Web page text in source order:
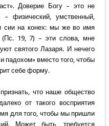
Доверие Богу – это не
– физический, умственный,
сии на конех: мы же во имя
(Пс. 19, 7) – эти слова, мне
святого Лазаря. И нечего
падохом» вместо того, чтобы
себе форму.
что наше общество
от такого восприятия
для того, чтобы мы пришли
Может быть, требуется